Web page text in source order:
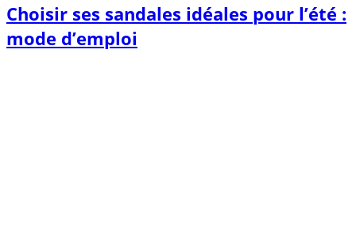
Choisir ses sandales idéales pour l’été :
mode d’emploi